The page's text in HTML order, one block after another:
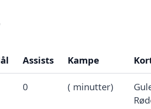
Assists Kampe
0 ( minutter)